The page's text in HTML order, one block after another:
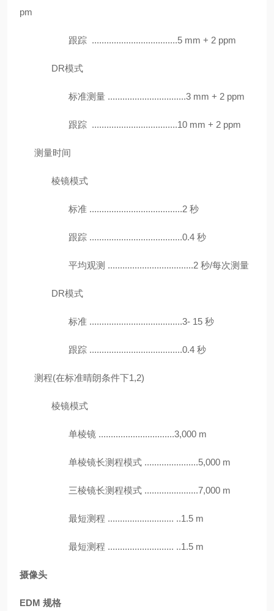
pm
跟踪 ...................................5 mm + 2 ppm
DR模式
标准测量 ................................3 mm + 2 ppm
跟踪 ...................................10 mm + 2 ppm
测量时间
棱镜模式
标准 ......................................2 秒
跟踪 ......................................0.4 秒
平均观测 ...................................2 秒/每次测量
DR模式
标准 ......................................3- 15 秒
跟踪 ......................................0.4 秒
测程(在标准晴朗条件下1,2)
棱镜模式
单棱镜 ...............................3,000 m
单棱镜长测程模式 ......................5,000 m
三棱镜长测程模式 ......................7,000 m
最短测程 ........................... ..1.5 m
最短测程 ........................... ..1.5 m
摄像头
EDM 规格